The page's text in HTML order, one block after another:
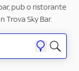
pub o ristorante
Trova Sky Bar.